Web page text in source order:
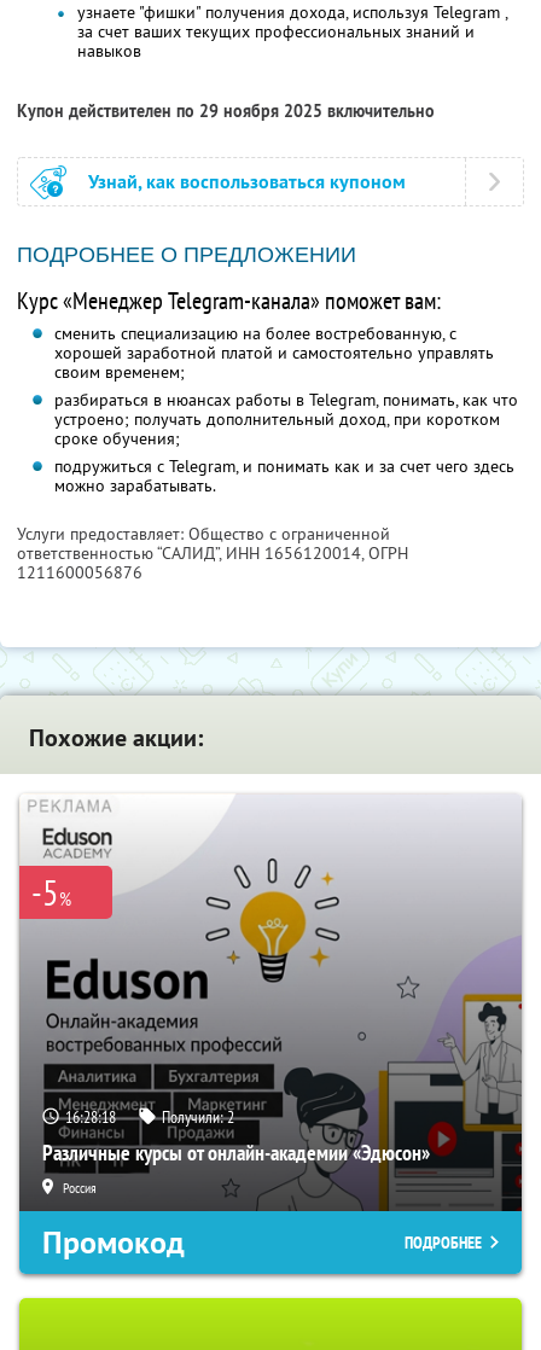
узнаете "фишки" получения дохода, используя Telegram ,
за счет ваших текущих профессиональных знаний и
навыков
Купон действителен по 29 ноября 2025 включительно
Узнай, как воспользоваться купоном
ПОДРОБНЕЕ О ПРЕДЛОЖЕНИИ
Курс «Менеджер Telegram-канала» поможет вам:
сменить специализацию на более востребованную, с
хорошей заработной платой и самостоятельно управлять
своим временем;
разбираться в нюансах работы в Telegram, понимать, как что
устроено; получать дополнительный доход, при коротком
сроке обучения;
подружиться с Telegram, и понимать как и за счет чего здесь
можно зарабатывать.
Услуги предоставляет: Общество с ограниченной
ответственностью “САЛИД”, ИНН 1656120014, ОГРН
1211600056876
Похожие акции:
-5%
16:28:17 Получили:2
Различные курсы от онлайн-академии «Эдюсон»
Россия
Промокод ПОДРОБНЕЕ